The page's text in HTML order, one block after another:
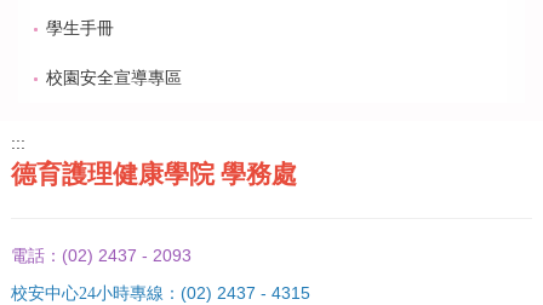
學生手冊
校園安全宣導專區
:::
德育護理健康學院 學務處
電話： (02) 2437 - 2093
校安中心24小時專線： (02) 2437 - 4315